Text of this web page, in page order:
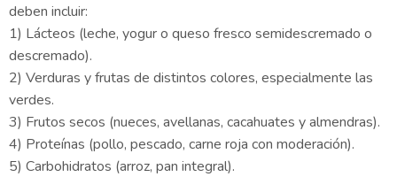
deben incluir:
1) Lácteos (leche, yogur o queso fresco semidescremado o
descremado).
2) Verduras y frutas de distintos colores, especialmente las
verdes.
3) Frutos secos (nueces, avellanas, cacahuates y almendras).
4) Proteínas (pollo, pescado, carne roja con moderación).
5) Carbohidratos (arroz, pan integral).